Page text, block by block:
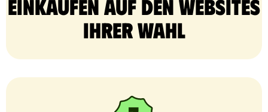
Einkaufen auf den Websites
Ihrer Wahl